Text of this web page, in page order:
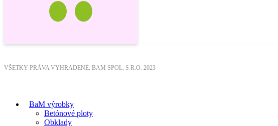
VŠETKY PRÁVA VYHRADENÉ. BAM SPOL. S R.O. 2023
BaM výrobky
Betónové ploty
Obklady